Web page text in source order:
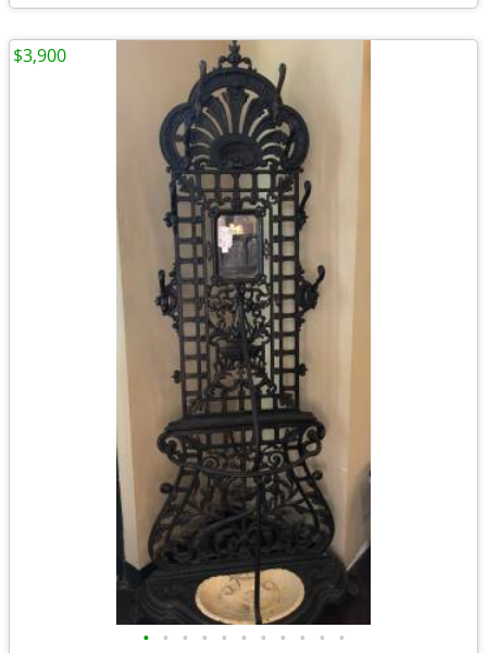
• • • • • • • • • • •
$3,900